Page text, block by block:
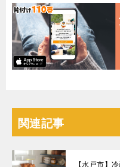
関連記事
【水戸市】